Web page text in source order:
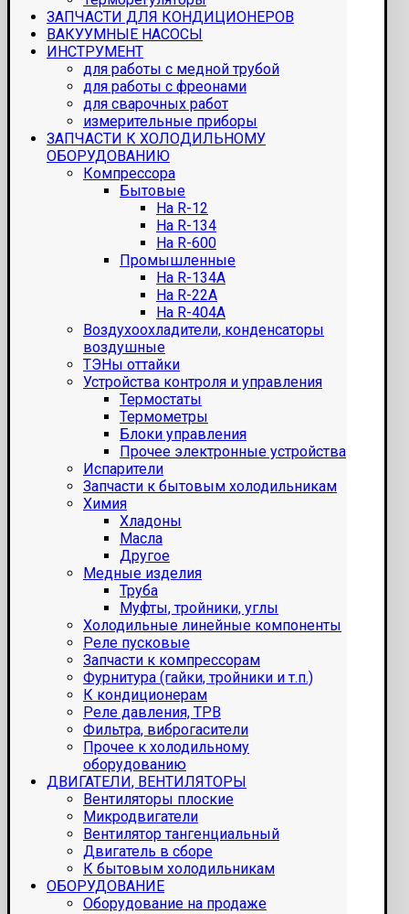
ЗАПЧАСТИ ДЛЯ КОНДИЦИОНЕРОВ
ВАКУУМНЫЕ НАСОСЫ
ИНСТРУМЕНТ
для работы с медной трубой
для работы с фреонами
для сварочных работ
измерительные приборы
ЗАПЧАСТИ К ХОЛОДИЛЬНОМУ
ОБОРУДОВАНИЮ
Компрессора
Бытовые
На R-12
На R-134
На R-600
Промышленные
На R-134A
На R-22A
На R-404A
Воздухоохладители, конденсаторы
воздушные
ТЭНы оттайки
Устройства контроля и управления
Термостаты
Термометры
Блоки управления
Прочее электронные устройства
Испарители
Запчасти к бытовым холодильникам
Химия
Хладоны
Масла
Другое
Медные изделия
Труба
Муфты, тройники, углы
Холодильные линейные компоненты
Реле пусковые
Запчасти к компрессорам
Фурнитура (гайки, тройники и т.п.)
К кондиционерам
Реле давления, ТРВ
Фильтра, виброгасители
Прочее к холодильному
оборудованию
ДВИГАТЕЛИ, ВЕНТИЛЯТОРЫ
Вентиляторы плоские
Микродвигатели
Вентилятор тангенциальный
Двигатель в сборе
К бытовым холодильникам
ОБОРУДОВАНИЕ
Оборудование на продаже